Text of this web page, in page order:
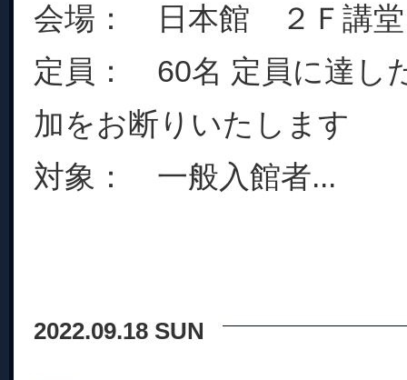
会場： 日本館 ２Ｆ講堂
定員： 60名 定員に達し
加をお断りいたします
対象： 一般入館者...
2022.09.18 SUN